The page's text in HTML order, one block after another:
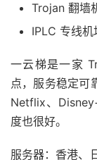
Trojan 翻墙
IPLC 专线机
一云梯是一家
点，服务稳定可
Netflix、
度也很好。
服务器：香港、